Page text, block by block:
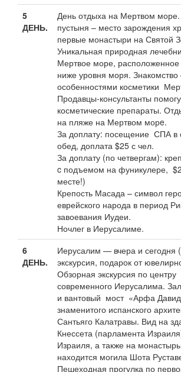
5
ДЕНЬ.
День отдыха на Мертвом море.
пустыня – место зарождения
первые монастыри на Святой
Уникальная природная
Мертвое море,
ниже уровня моря. Знакомство
особенностями косметики
Продавцы-консультанты
косметические препараты.
на пляже на Мертвом морe.
За доплату: посещение СПА в
обед, доплата $25 с чел.
За доплату (по четвергам):
c подъемом на фуникулере,
месте!)
Крепость Масада – символ
еврейского народа в период
завоевания Иудеи.
Ночлег в Иерусалиме.
6
ДЕНЬ.
Иерусалим — вчера и сегодня
экскурсия, подарок от
Обзорная экскурсия по центру
современного Иерусалима.
и вантовый мост «Арфа
знаменитого испанского
Сантьяго Калатравы. Вид на
Кнессета (парламента
Израиля, а также на
находится могила Шота
Пешеходная прогулка по